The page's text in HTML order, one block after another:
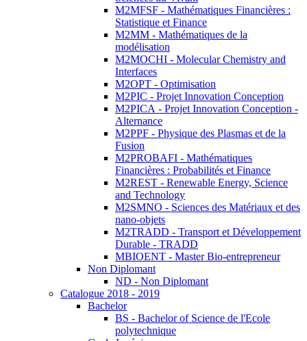
M2MFSF - Mathématiques Financières :
Statistique et Finance
M2MM - Mathématiques de la
modélisation
M2MOCHI - Molecular Chemistry and
Interfaces
M2OPT - Optimisation
M2PIC - Projet Innovation Conception
M2PICA - Projet Innovation Conception -
Alternance
M2PPF - Physique des Plasmas et de la
Fusion
M2PROBAFI - Mathématiques
Financières : Probabilités et Finance
M2REST - Renewable Energy, Science
and Technology
M2SMNO - Sciences des Matériaux et des
nano-objets
M2TRADD - Transport et Développement
Durable - TRADD
MBIOENT - Master Bio-entrepreneur
Non Diplomant
ND - Non Diplomant
Catalogue 2018 - 2019
Bachelor
BS - Bachelor of Science de l'Ecole
polytechnique